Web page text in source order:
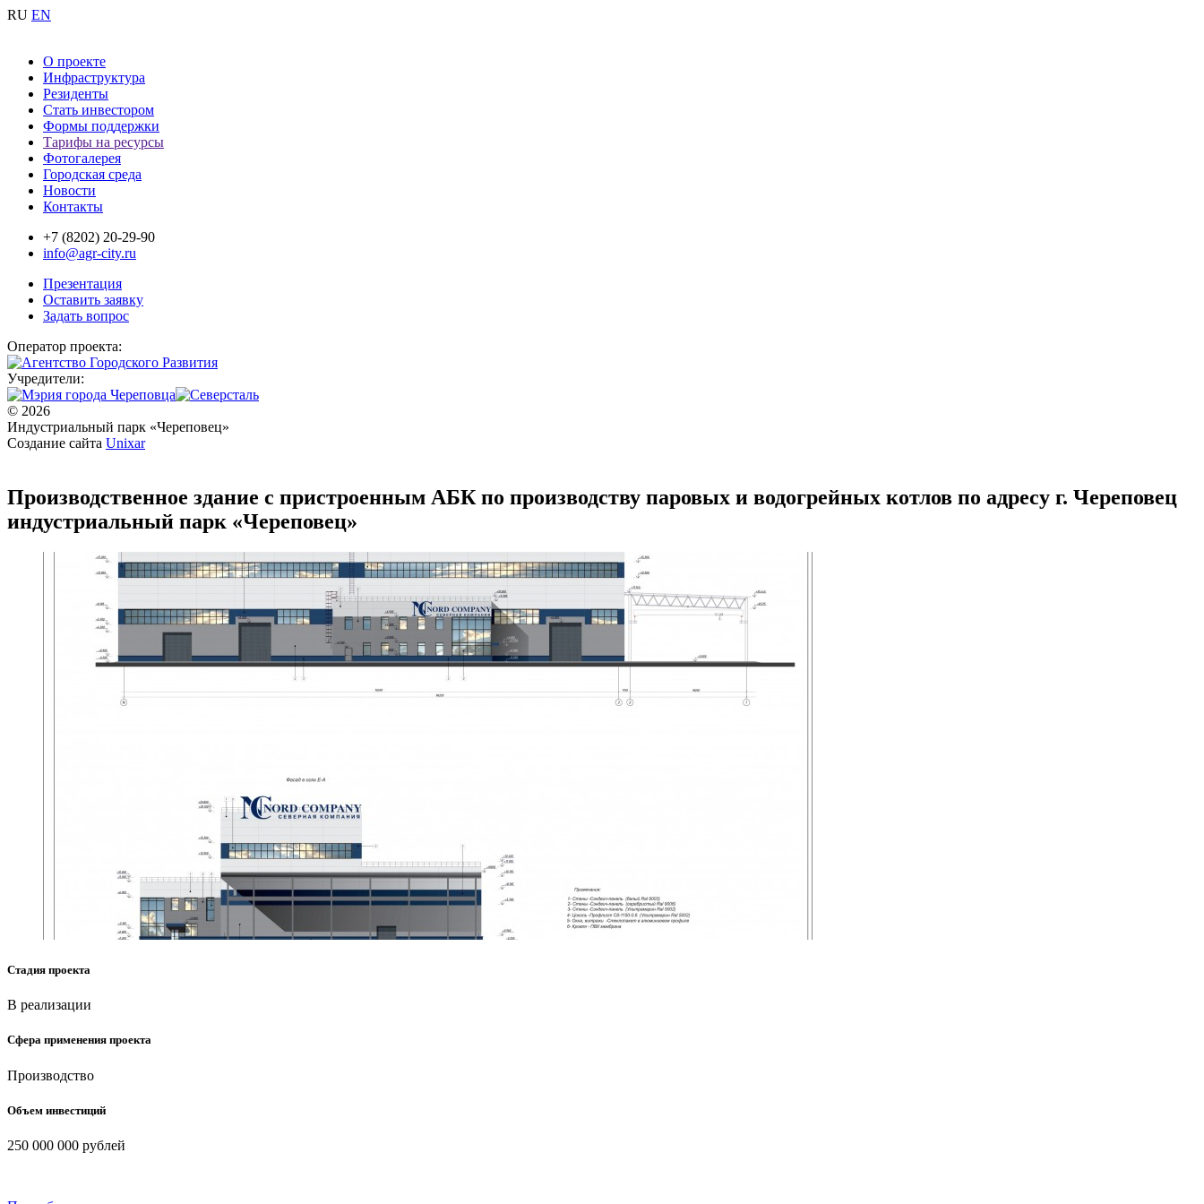
RU EN
О проекте
Инфраструктура
Резиденты
Стать инвестором
Формы поддержки
Тарифы на ресурсы
Фотогалерея
Городская среда
Новости
Контакты
+7 (8202) 20-29-90
info@agr-city.ru
Презентация
Оставить заявку
Задать вопрос
Оператор проекта:
Учредители:
© 2026
Индустриальный парк «Череповец»
Создание сайта Unixar
Производственное здание с пристроенным АБК по производству паровых и водогрейных котлов по адресу г. Череповец
индустриальный парк «Череповец»
Стадия проекта
В реализации
Сфера применения проекта
Производство
Объем инвестиций
250 000 000 рублей